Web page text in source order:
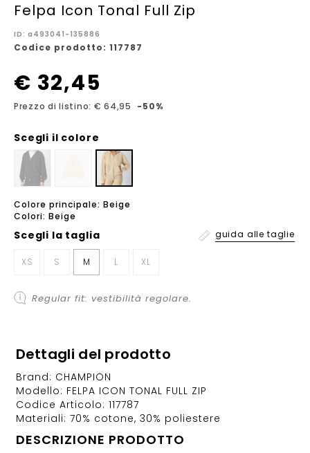
Felpa Icon Tonal Full Zip
ID: a493041-135886
Codice prodotto: 117787
€ 32,45
Prezzo di listino: € 64,95 -50%
Scegli il colore
Colore principale: Beige
Colori: Beige
Scegli la taglia guida alle taglie
XS S M L XL
Regular fit: vestibilità regolare.
Dettagli del prodotto
Brand: CHAMPION
Modello: FELPA ICON TONAL FULL ZIP
Codice Articolo: 117787
Materiali: 70% cotone, 30% poliestere
DESCRIZIONE PRODOTTO